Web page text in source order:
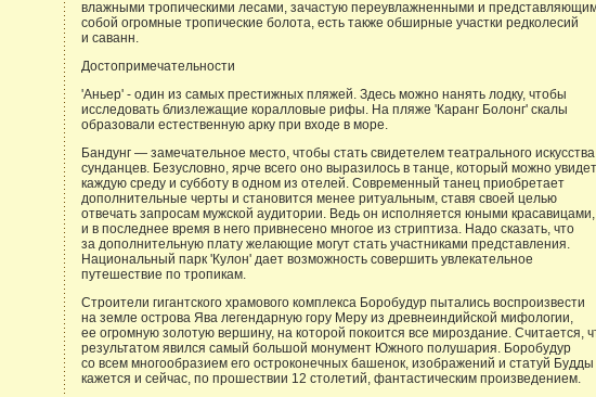
влажными тропическими лесами, зачастую переувлажненными и
собой огромные тропические болота, есть также обширные участки редколесий
и саванн.
Достопримечательности
'Аньер' - один из самых престижных пляжей. Здесь можно нанять лодку, чтобы
исследовать близлежащие коралловые рифы. На пляже 'Каранг Болонг' скалы
образовали естественную арку при входе в море.
Бандунг — замечательное место, чтобы стать свидетелем театрального искусства
сунданцев. Безусловно, ярче всего оно выразилось в танце, который можно
каждую среду и субботу в одном из отелей. Современный танец приобретает
дополнительные черты и становится менее ритуальным, ставя своей целью
отвечать запросам мужской аудитории. Ведь он исполняется юными красавицами,
и в последнее время в него привнесено многое из стриптиза. Надо сказать, что
за дополнительную плату желающие могут стать участниками представления.
Национальный парк 'Кулон' дает возможность совершить увлекательное
путешествие по тропикам.
Строители гигантского храмового комплекса Боробудур пытались воспроизвести
на земле острова Ява легендарную гору Меру из древнеиндийской мифологии,
ее огромную золотую вершину, на которой покоится все мироздание. Считается,
результатом явился самый большой монумент Южного полушария. Боробудур
со всем многообразием его остроконечных башенок, изображений и статуй Будды
кажется и сейчас, по прошествии 12 столетий, фантастическим произведением.